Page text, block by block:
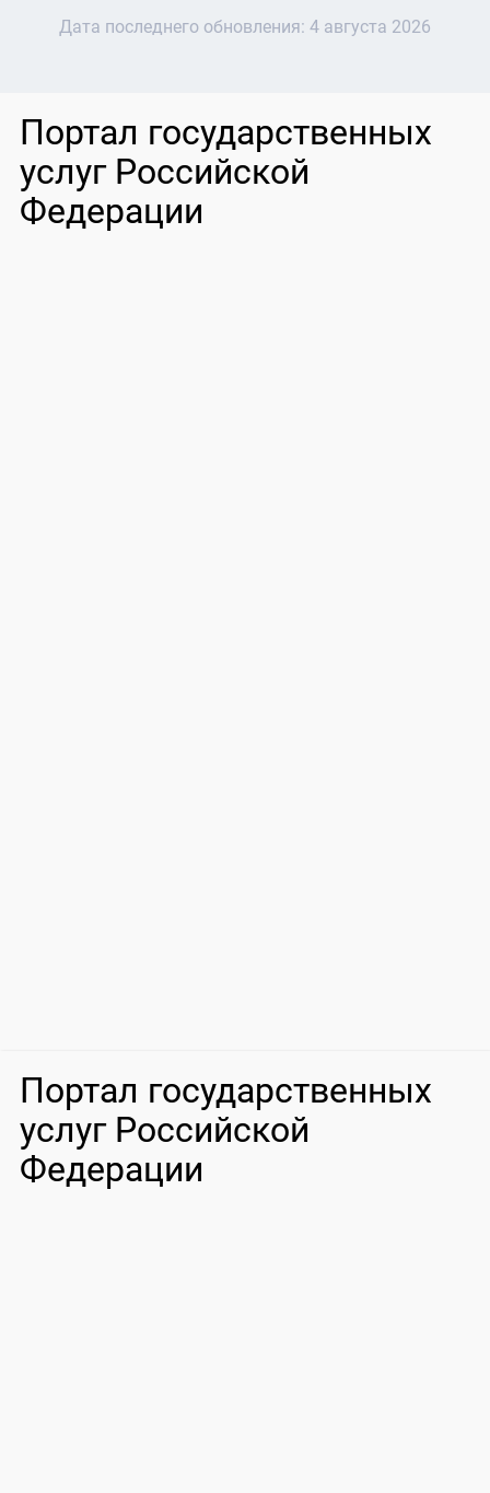
Дата последнего обновления: 4 августа 2026
Портал государственных
услуг Российской
Федерации
Портал государственных
услуг Российской
Федерации